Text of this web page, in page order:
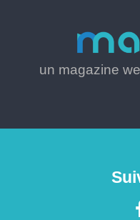
un magazine